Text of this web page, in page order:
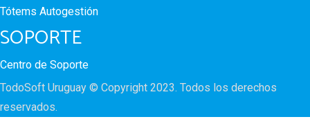
Tótems Autogestión
SOPORTE
Centro de Soporte
TodoSoft Uruguay © Copyright 2023. Todos los derechos
reservados.